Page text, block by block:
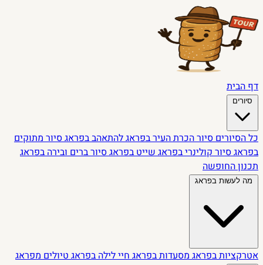
דף הבית
סיורים
כל הסיוריםסיור הכרת העיר בפראגלהתאהב בפראגסיור מתוקים
בפראגסיור קולינרי בפראגשייט בפראגסיור ברים ובירה בפראג
תכנון החופשה
מה לעשות בפראג
אטרקציות בפראגמסעדות בפראגחיי לילה בפראגטיולים מפראג